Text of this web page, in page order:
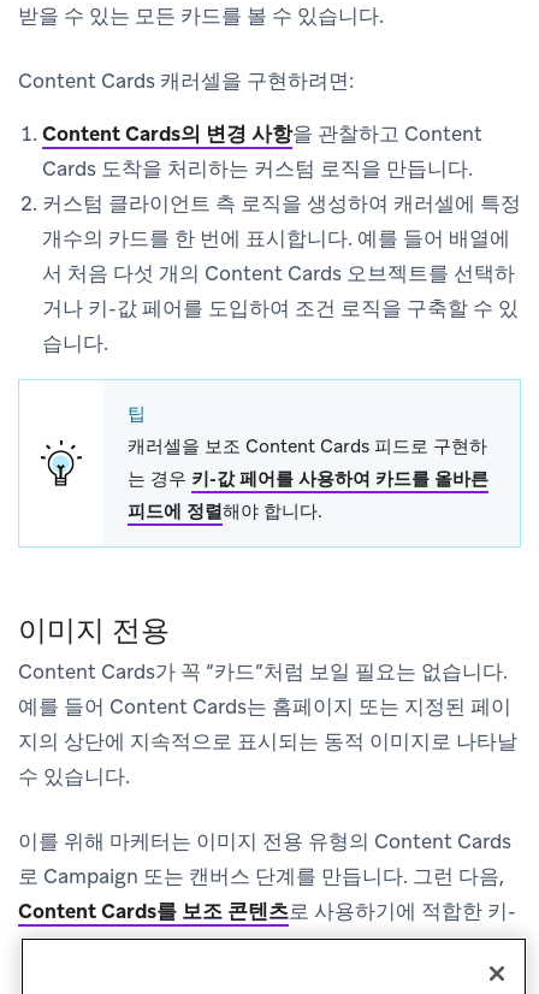
받을 수 있는 모든 카드를 볼 수 있습니다.
Content Cards 캐러셀을 구현하려면:
Content Cards의 변경 사항을 관찰하고 Content
Cards 도착을 처리하는 커스텀 로직을 만듭니다.
커스텀 클라이언트 측 로직을 생성하여 캐러셀에 특정
개수의 카드를 한 번에 표시합니다. 예를 들어 배열에
서 처음 다섯 개의 Content Cards 오브젝트를 선택하
거나 키-값 페어를 도입하여 조건 로직을 구축할 수 있
습니다.
팁
캐러셀을 보조 Content Cards 피드로 구현하
는 경우 키-값 페어를 사용하여 카드를 올바른
피드에 정렬해야 합니다.
이미지 전용
Content Cards가 꼭 “카드”처럼 보일 필요는 없습니다.
예를 들어 Content Cards는 홈페이지 또는 지정된 페이
지의 상단에 지속적으로 표시되는 동적 이미지로 나타날
수 있습니다.
이를 위해 마케터는 이미지 전용 유형의 Content Cards
로 Campaign 또는 캔버스 단계를 만듭니다. 그런 다음,
Content Cards를 보조 콘텐츠로 사용하기에 적합한 키-
값 페어를 설정합니다.